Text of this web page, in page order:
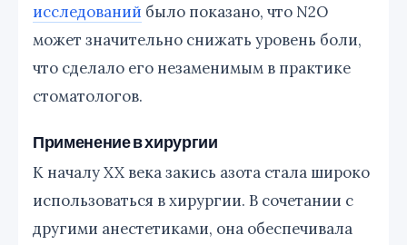
исследований было показано, что N2O
может значительно снижать уровень боли,
что сделало его незаменимым в практике
стоматологов.
Применение в хирургии
К началу XX века закись азота стала широко
использоваться в хирургии. В сочетании с
другими анестетиками, она обеспечивала